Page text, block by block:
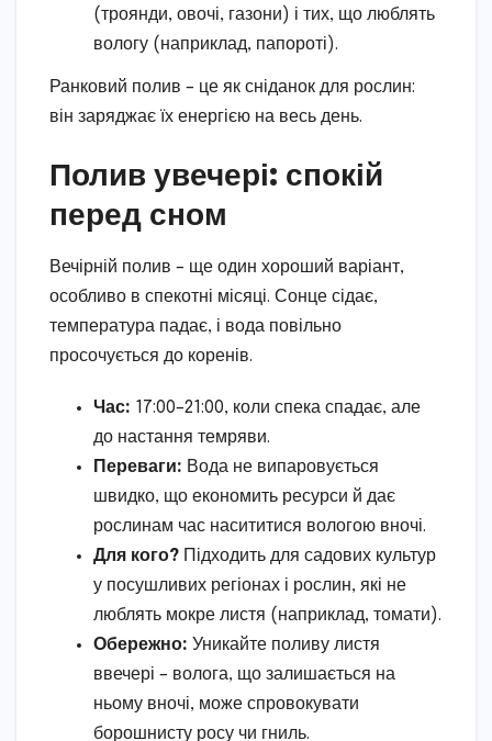
(троянди, овочі, газони) і тих, що люблять
вологу (наприклад, папороті).
Ранковий полив – це як сніданок для рослин:
він заряджає їх енергією на весь день.
Полив увечері: спокій
перед сном
Вечірній полив – ще один хороший варіант,
особливо в спекотні місяці. Сонце сідає,
температура падає, і вода повільно
просочується до коренів.
Час: 17:00–21:00, коли спека спадає, але
до настання темряви.
Переваги: Вода не випаровується
швидко, що економить ресурси й дає
рослинам час насититися вологою вночі.
Для кого? Підходить для садових культур
у посушливих регіонах і рослин, які не
люблять мокре листя (наприклад, томати).
Обережно: Уникайте поливу листя
ввечері – волога, що залишається на
ньому вночі, може спровокувати
борошнисту росу чи гниль.